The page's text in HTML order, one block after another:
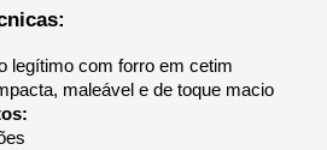
legítimo com forro em cetim
maleável e de toque macio